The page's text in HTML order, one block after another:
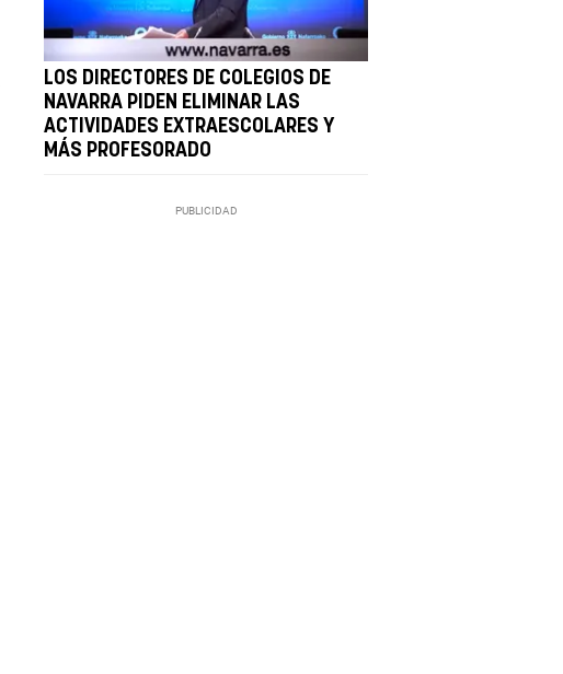
LOS DIRECTORES DE COLEGIOS DE
NAVARRA PIDEN ELIMINAR LAS
ACTIVIDADES EXTRAESCOLARES Y
MÁS PROFESORADO